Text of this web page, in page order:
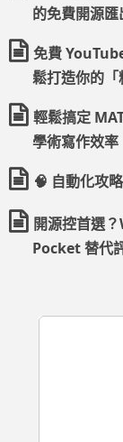
的免費開源匯
免費
鬆打造你的「
輕鬆搞定
學術寫作效率
🧠 自動化攻
開源控首選
Pocket 替代